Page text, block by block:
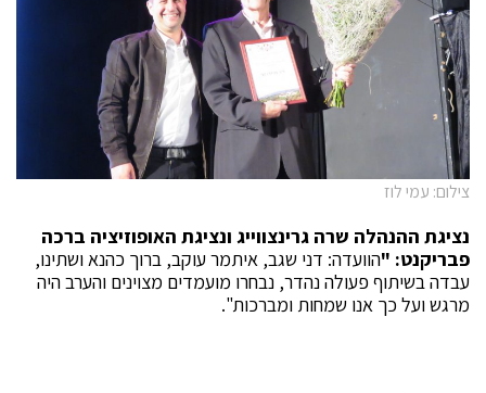
צילום: עמי לוז
נציגת ההנהלה שרה גרינצווייג ונציגת האופוזיציה ברכה
פבריקנט: "הוועדה: דני שגב, איתמר עוקב, ברוך כהנא ושתינו,
עבדה בשיתוף פעולה נהדר, נבחרו מועמדים מצוינים והערב היה
מרגש ועל כך אנו שמחות ומברכות".